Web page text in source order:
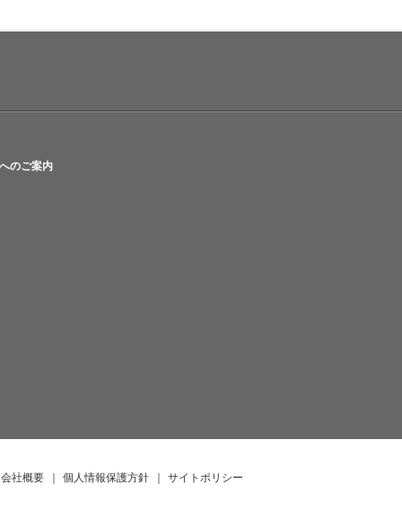
のご案内
会社概要 ｜ 個人情報保護方針 ｜ サイトポリシー